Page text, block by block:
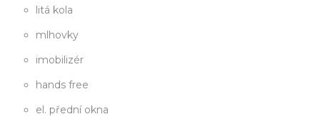
litá kola
mlhovky
imobilizér
hands free
el. přední okna